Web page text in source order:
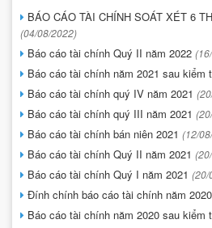
BÁO CÁO TÀI CHÍNH SOÁT XÉT 6
(04/08/2022)
Báo cáo tài chính Quý II năm 2022
Báo cáo tài chính năm 2021 sau kiểm
Báo cáo tài chính quý IV năm 2021
Báo cáo tài chính quý III năm 2021
Báo cáo tài chính bán niên 2021 (12/
Báo cáo tài chính Quý II năm 2021
Báo cáo tài chính Quý I năm 2021 (20/
Đính chính báo cáo tài chính năm
Báo cáo tài chính năm 2020 sau kiểm